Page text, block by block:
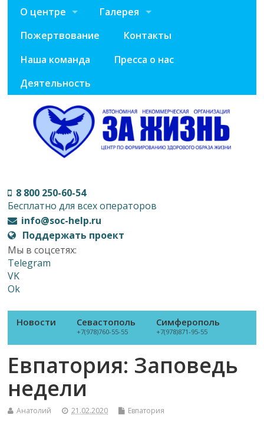
О центре
Галерея
Пожертвование
Контакты
Наша команда
Пресса о нас
Деятельность
8 800 250-60-54
Бесплатно для всех операторов
info@soc-help.ru
Поддержать проект
Мы в соцсетях:
Telegram
VK
Ok
Новости Севастополь
+7(978)760-55-55
Симферополь
+7(978)871-95-55
Евпатория: Заповедь
недели
Анатолий 21.02.2020 Евпатория